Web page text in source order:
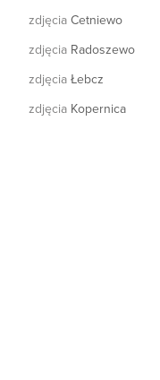
zdjęcia Cetniewo
zdjęcia Radoszewo
zdjęcia Łebcz
zdjęcia Kopernica